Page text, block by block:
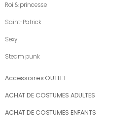
Roi & princesse
Saint-Patrick
Sexy
Steam punk
Accessoires OUTLET
ACHAT DE COSTUMES ADULTES
ACHAT DE COSTUMES ENFANTS